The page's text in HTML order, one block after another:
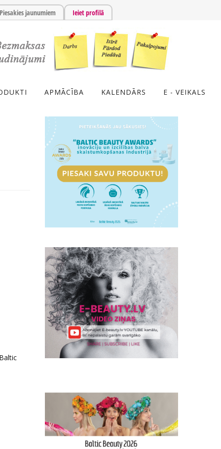
Piesakies jaunumiem Ieiet profilā
APMĀCĪBA KALENDĀRS E - VEIKALS